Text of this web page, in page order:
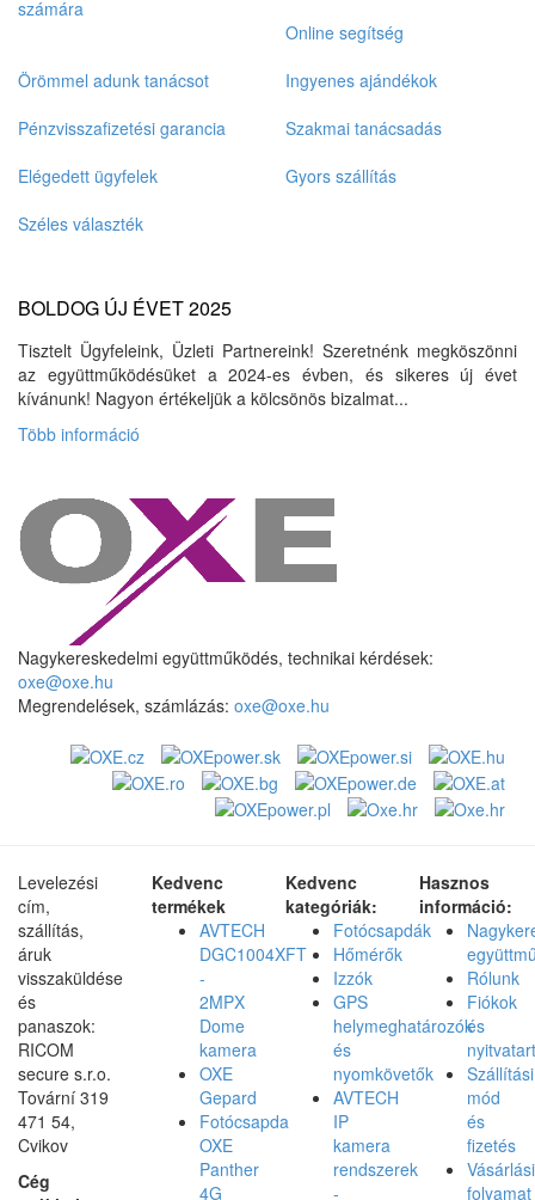
számára
Online segítség
Örömmel adunk tanácsot
Ingyenes ajándékok
Pénzvisszafizetési garancia
Szakmai tanácsadás
Elégedett ügyfelek
Gyors szállítás
Széles választék
BOLDOG ÚJ ÉVET 2025
Tisztelt Ügyfeleink, Üzleti Partnereink! Szeretnénk megköszönni
az együttműködésüket a 2024-es évben, és sikeres új évet
kívánunk! Nagyon értékeljük a kölcsönös bizalmat...
Több információ
Nagykereskedelmi együttműködés, technikai kérdések:
oxe@oxe.hu
Megrendelések, számlázás: oxe@oxe.hu
Levelezési
cím,
szállítás,
áruk
visszaküldése
és
panaszok:
RICOM
secure s.r.o.
Tovární 319
471 54,
Cvikov
Cég
Kedvenc
termékek
AVTECH
DGC1004XFT
-
2MPX
Dome
kamera
OXE
Gepard
Fotócsapda
OXE
Panther
4G
Kedvenc
kategóriák:
Fotócsapdák
Hőmérők
Izzók
GPS
helymeghatározók
és
nyomkövetők
AVTECH
IP
kamera
rendszerek
-
Hasznos
információ:
Rólunk
Fiókok
és
Szállítási
mód
és
fizetés
Vásárlási
folyamat